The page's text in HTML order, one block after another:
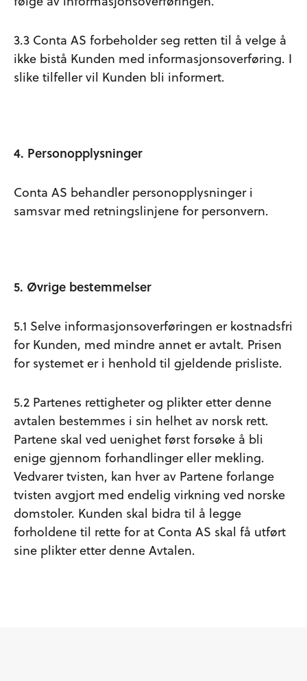
3.3 Conta AS forbeholder seg retten til å velge å
ikke bistå Kunden med informasjonsoverføring. I
slike tilfeller vil Kunden bli informert.
4. Personopplysninger
Conta AS behandler personopplysninger i
samsvar med retningslinjene for personvern.
5. Øvrige bestemmelser
5.1 Selve informasjonsoverføringen er kostnadsfri
for Kunden, med mindre annet er avtalt. Prisen
for systemet er i henhold til gjeldende prisliste.
5.2 Partenes rettigheter og plikter etter denne
avtalen bestemmes i sin helhet av norsk rett.
Partene skal ved uenighet først forsøke å bli
enige gjennom forhandlinger eller mekling.
Vedvarer tvisten, kan hver av Partene forlange
tvisten avgjort med endelig virkning ved norske
domstoler. Kunden skal bidra til å legge
forholdene til rette for at Conta AS skal få utført
sine plikter etter denne Avtalen.